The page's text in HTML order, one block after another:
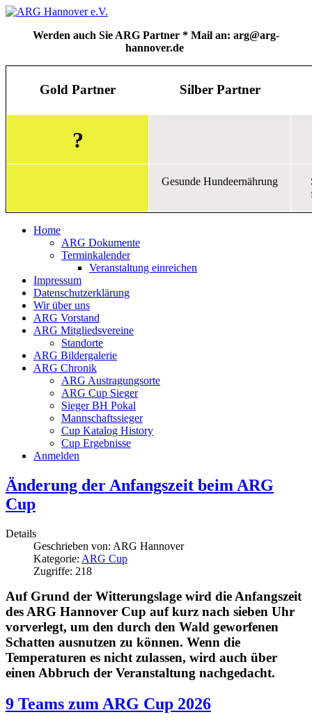
Werden auch Sie ARG Partner * Mail an: arg@arg-
hannover.de
Gold Partner Silber Partner
?
Gesunde Hundeernährung
Home
ARG Dokumente
Terminkalender
Veranstaltung einreichen
Impressum
Datenschutzerklärung
Wir über uns
ARG Vorstand
ARG Mitgliedsvereine
Standorte
ARG Bildergalerie
ARG Chronik
ARG Austragungsorte
ARG Cup Sieger
Sieger BH Pokal
Mannschaftssieger
Cup Katalog History
Cup Ergebnisse
Anmelden
Änderung der Anfangszeit beim ARG
Cup
Details
Geschrieben von: ARG Hannover
Kategorie: ARG Cup
Zugriffe: 218
Auf Grund der Witterungslage wird die Anfangszeit
des ARG Hannover Cup auf kurz nach sieben Uhr
vorverlegt, um den durch den Wald geworfenen
Schatten ausnutzen zu können. Wenn die
Temperaturen es nicht zulassen, wird auch über
einen Abbruch der Veranstaltung nachgedacht.
9 Teams zum ARG Cup 2026